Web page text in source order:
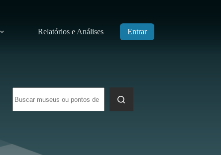
Relatórios e Análises Entrar
resultados